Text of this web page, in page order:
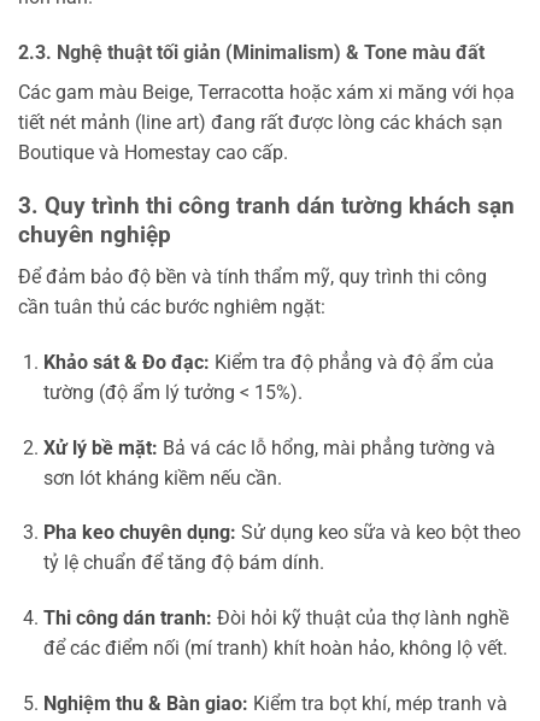
2.3. Nghệ thuật tối giản (Minimalism) & Tone màu đất
Các gam màu Beige, Terracotta hoặc xám xi măng với họa
tiết nét mảnh (line art) đang rất được lòng các khách sạn
Boutique và Homestay cao cấp.
3. Quy trình thi công tranh dán tường khách sạn
chuyên nghiệp
Để đảm bảo độ bền và tính thẩm mỹ, quy trình thi công
cần tuân thủ các bước nghiêm ngặt:
Khảo sát & Đo đạc: Kiểm tra độ phẳng và độ ẩm của
tường (độ ẩm lý tưởng < 15%).
Xử lý bề mặt: Bả vá các lỗ hổng, mài phẳng tường và
sơn lót kháng kiềm nếu cần.
Pha keo chuyên dụng: Sử dụng keo sữa và keo bột theo
tỷ lệ chuẩn để tăng độ bám dính.
Thi công dán tranh: Đòi hỏi kỹ thuật của thợ lành nghề
để các điểm nối (mí tranh) khít hoàn hảo, không lộ vết.
Nghiệm thu & Bàn giao: Kiểm tra bọt khí, mép tranh và